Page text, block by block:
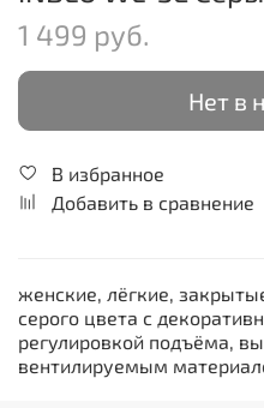
1 499 руб.
Нет в
В избранное
Добавить в сравнение
женские, лёгкие,
серого цвета с
регулировкой подъёма,
вентилируемым